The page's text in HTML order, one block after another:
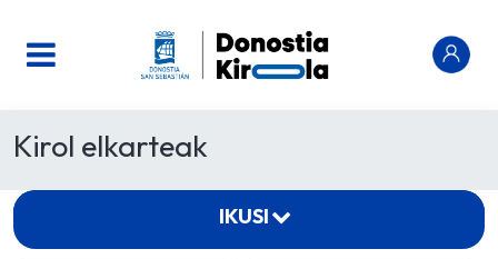
Kirol elkarteak
IKUSI